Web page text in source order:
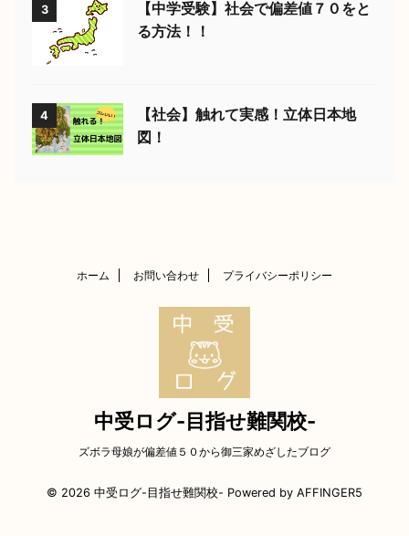
ホーム お問い合わせ プライバシーポリシー
© 2026 中受ログ-目指せ難関校- Powered by